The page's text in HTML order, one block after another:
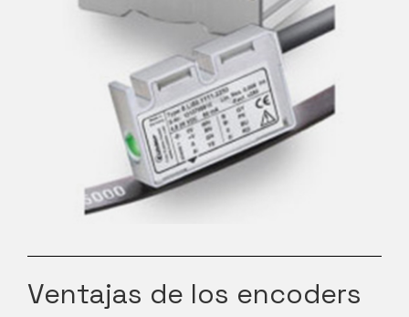
Ventajas de los encoders